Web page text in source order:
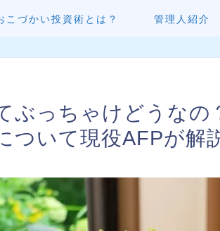
こづかい投資術とは？ 管理人紹介
ぶっちゃけどうなの
ついて現役AFPが解